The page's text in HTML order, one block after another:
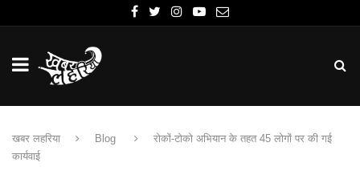
खबर लहरिया Blog
रोकों-टोको अभियान के तहत 45 लोगों पर की गई
कार्यवाई